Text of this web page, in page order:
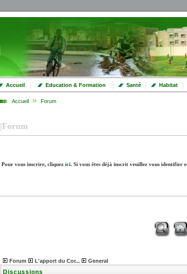
Accueil | Education & Formation | Santé | Habitat |
Accueil Forum
|Forum
Pour vous inscrire, cliquez ici. Si vous êtes déjà inscrit veuillez vous identifier
Forum L'apport du Cor... General
Discussions